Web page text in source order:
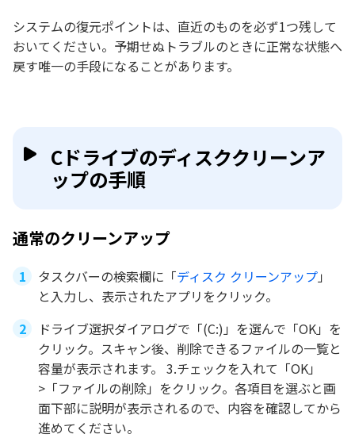
システムの復元ポイントは、直近のものを必ず1つ残して
おいてください。予期せぬトラブルのときに正常な状態へ
戻す唯一の手段になることがあります。
Cドライブのディスククリーンア
ップの手順
通常のクリーンアップ
タスクバーの検索欄に「ディスク クリーンアップ」
と入力し、表示されたアプリをクリック。
ドライブ選択ダイアログで「(C:)」を選んで「OK」を
クリック。スキャン後、削除できるファイルの一覧と
容量が表示されます。 3.チェックを入れて「OK」
>「ファイルの削除」をクリック。各項目を選ぶと画
面下部に説明が表示されるので、内容を確認してから
進めてください。